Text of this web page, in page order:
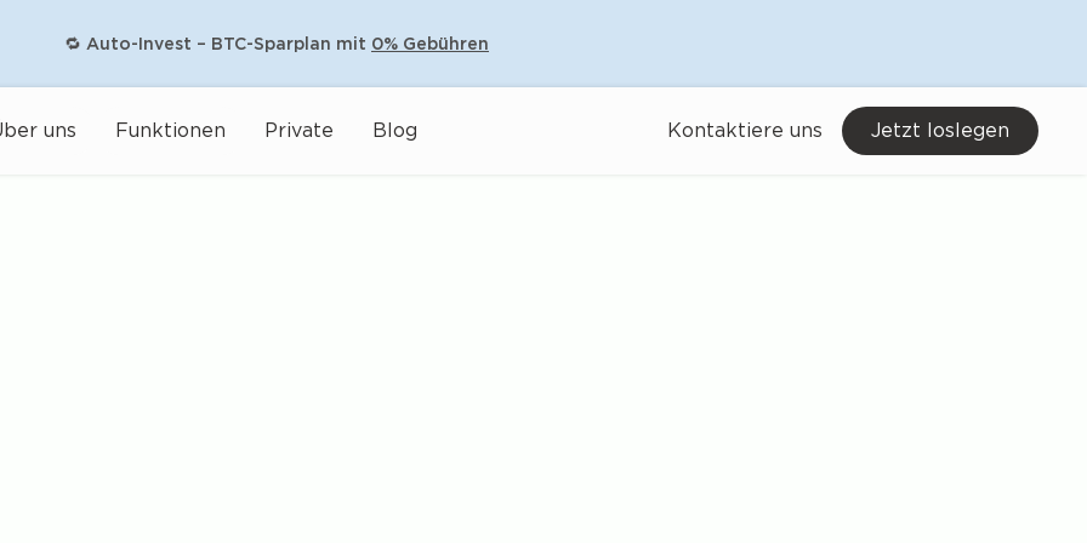
🔁 Auto-Invest – BTC-Sparplan mit 0% Gebühren
uns Funktionen Private Blog Kontaktiere uns Jetzt loslegen